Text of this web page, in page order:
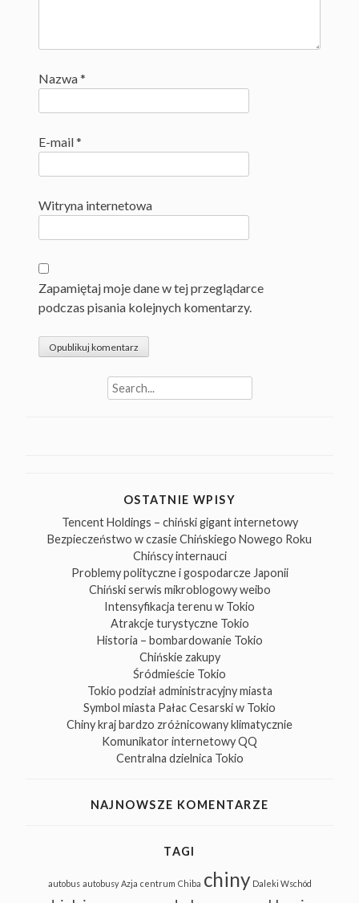
Nazwa*
E-mail*
Witryna internetowa
Zapamiętaj moje dane w tej przeglądarce
podczas pisania kolejnych komentarzy.
Search
for:
OSTATNIE WPISY
Tencent Holdings – chiński gigant internetowy
Bezpieczeństwo w czasie Chińskiego Nowego Roku
Chińscy internauci
Problemy polityczne i gospodarcze Japonii
Chiński serwis mikroblogowy weibo
Intensyfikacja terenu w Tokio
Atrakcje turystyczne Tokio
Historia – bombardowanie Tokio
Chińskie zakupy
Śródmieście Tokio
Tokio podział administracyjny miasta
Symbol miasta Pałac Cesarski w Tokio
Chiny kraj bardzo zróżnicowany klimatycznie
Komunikator internetowy QQ
Centralna dzielnica Tokio
NAJNOWSZE KOMENTARZE
TAGI
autobus autobusy Azja centrum Chiba chiny Daleki Wschód